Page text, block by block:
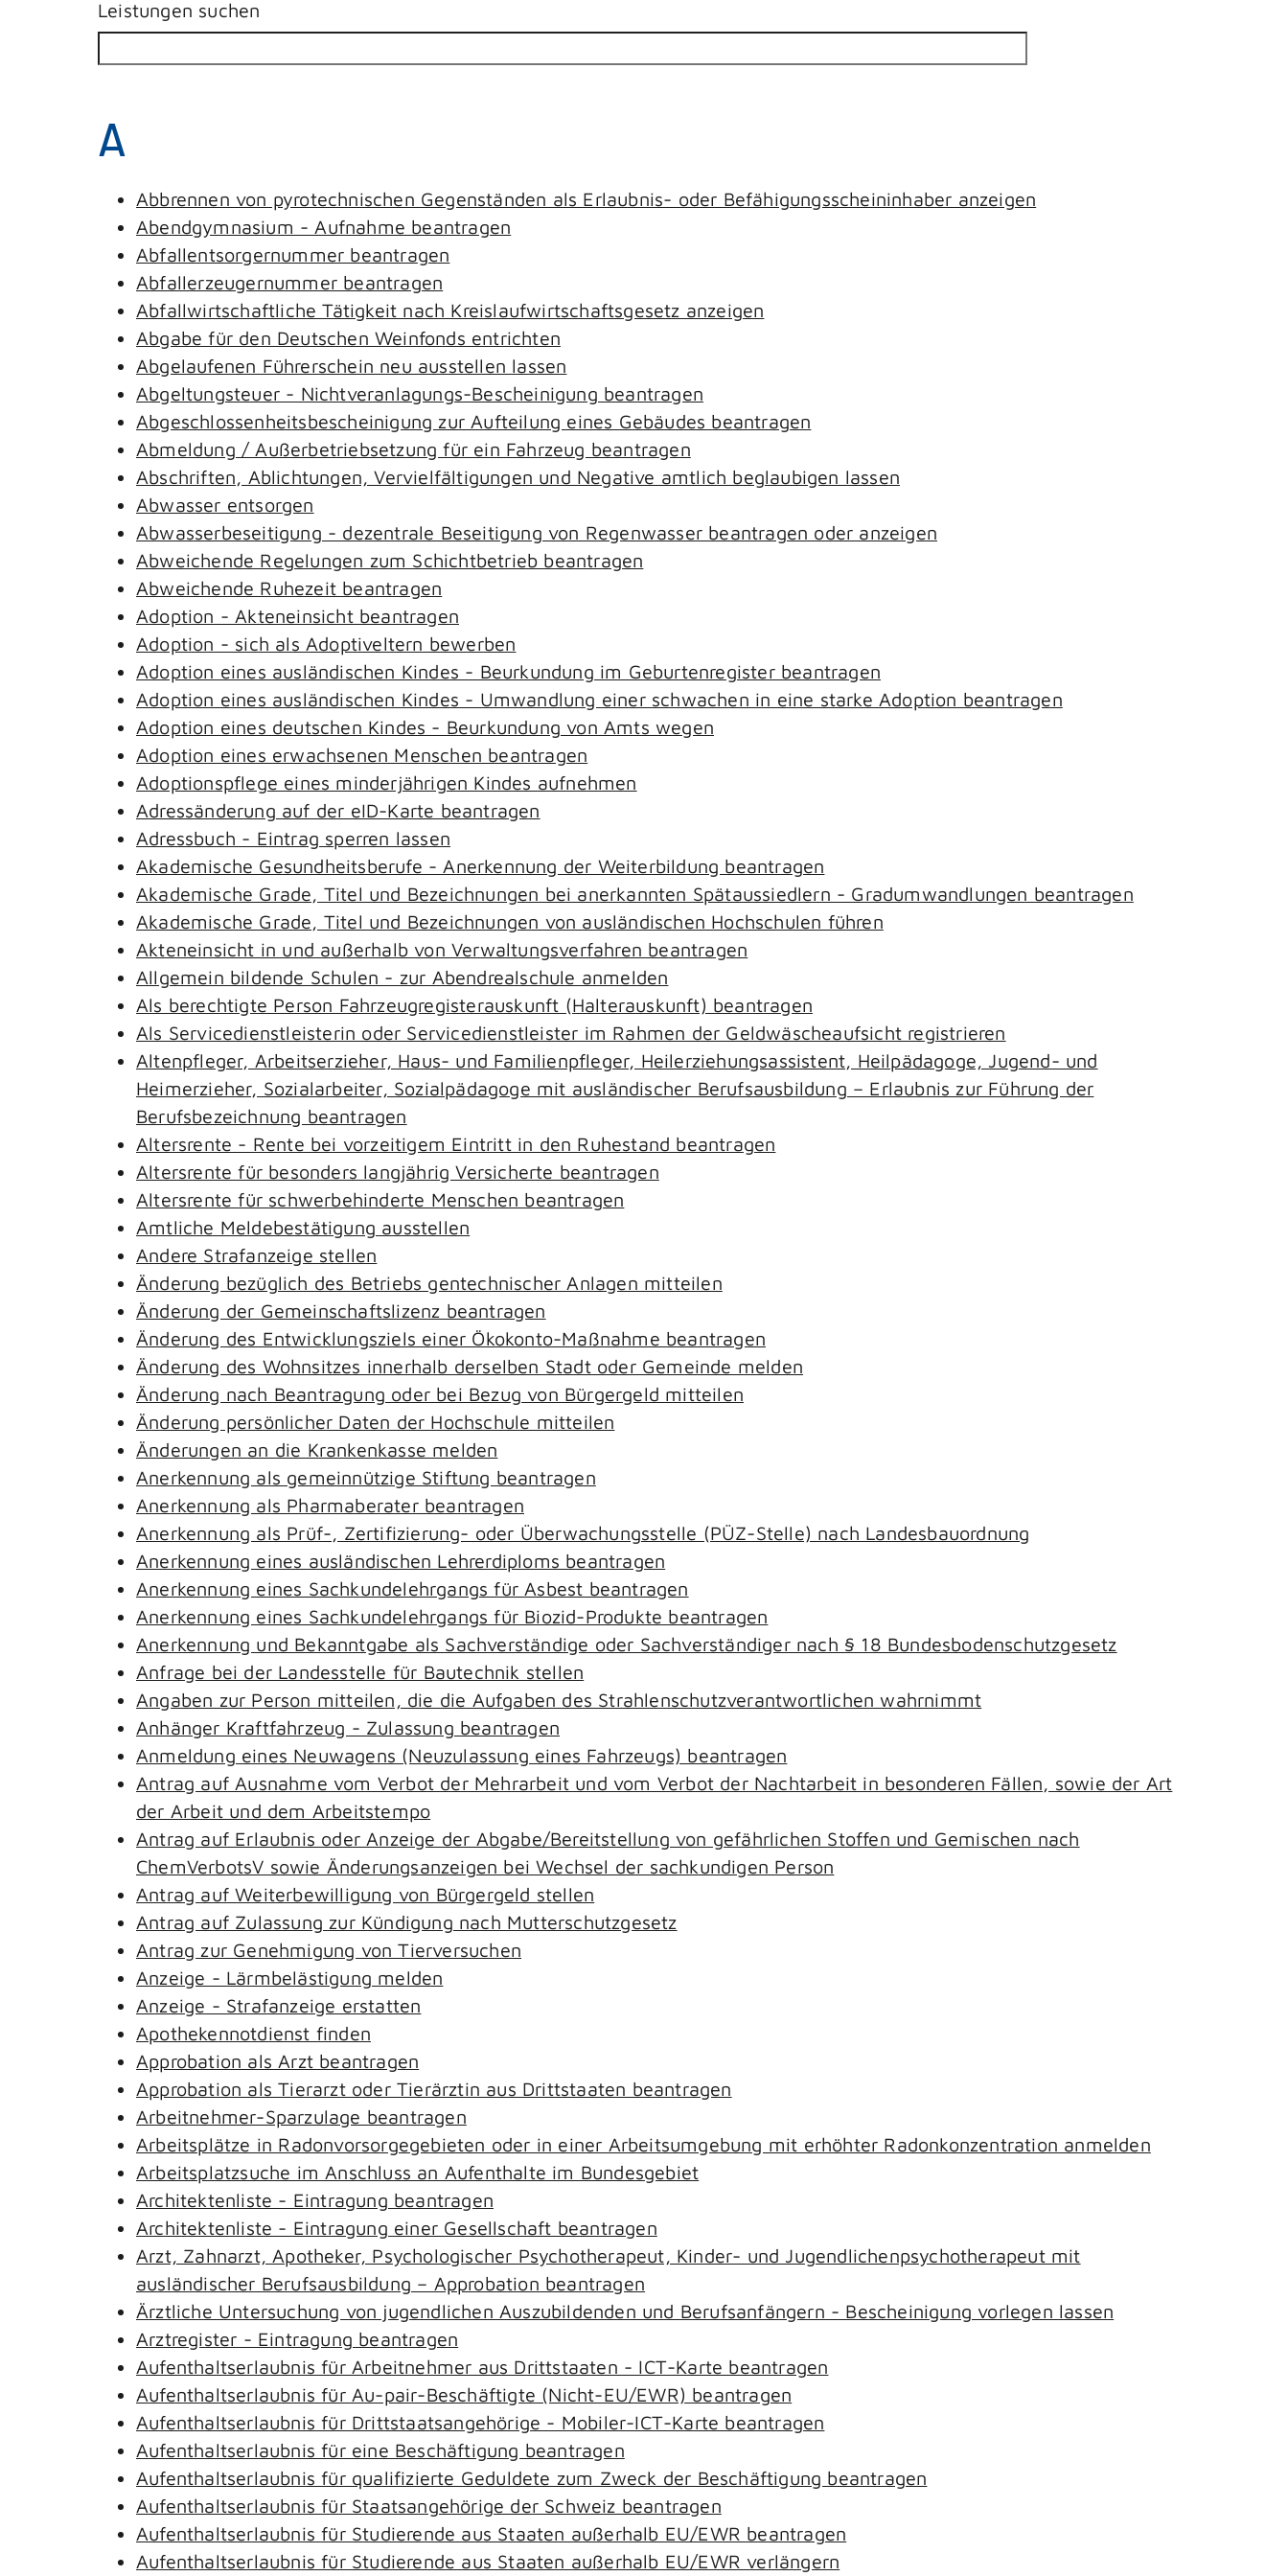
Leistungen suchen
A
Abbrennen von pyrotechnischen Gegenständen als Erlaubnis- oder Befähigungsscheininhaber anzeigen
Abendgymnasium - Aufnahme beantragen
Abfallentsorgernummer beantragen
Abfallerzeugernummer beantragen
Abfallwirtschaftliche Tätigkeit nach Kreislaufwirtschaftsgesetz anzeigen
Abgabe für den Deutschen Weinfonds entrichten
Abgelaufenen Führerschein neu ausstellen lassen
Abgeltungsteuer - Nichtveranlagungs-Bescheinigung beantragen
Abgeschlossenheitsbescheinigung zur Aufteilung eines Gebäudes beantragen
Abmeldung / Außerbetriebsetzung für ein Fahrzeug beantragen
Abschriften, Ablichtungen, Vervielfältigungen und Negative amtlich beglaubigen lassen
Abwasser entsorgen
Abwasserbeseitigung - dezentrale Beseitigung von Regenwasser beantragen oder anzeigen
Abweichende Regelungen zum Schichtbetrieb beantragen
Abweichende Ruhezeit beantragen
Adoption - Akteneinsicht beantragen
Adoption - sich als Adoptiveltern bewerben
Adoption eines ausländischen Kindes - Beurkundung im Geburtenregister beantragen
Adoption eines ausländischen Kindes - Umwandlung einer schwachen in eine starke Adoption beantragen
Adoption eines deutschen Kindes - Beurkundung von Amts wegen
Adoption eines erwachsenen Menschen beantragen
Adoptionspflege eines minderjährigen Kindes aufnehmen
Adressänderung auf der eID-Karte beantragen
Adressbuch - Eintrag sperren lassen
Akademische Gesundheitsberufe - Anerkennung der Weiterbildung beantragen
Akademische Grade, Titel und Bezeichnungen bei anerkannten Spätaussiedlern - Gradumwandlungen beantragen
Akademische Grade, Titel und Bezeichnungen von ausländischen Hochschulen führen
Akteneinsicht in und außerhalb von Verwaltungsverfahren beantragen
Allgemein bildende Schulen - zur Abendrealschule anmelden
Als berechtigte Person Fahrzeugregisterauskunft (Halterauskunft) beantragen
Als Servicedienstleisterin oder Servicedienstleister im Rahmen der Geldwäscheaufsicht registrieren
Altenpfleger, Arbeitserzieher, Haus- und Familienpfleger, Heilerziehungsassistent, Heilpädagoge, Jugend- und
Heimerzieher, Sozialarbeiter, Sozialpädagoge mit ausländischer Berufsausbildung – Erlaubnis zur Führung der
Berufsbezeichnung beantragen
Altersrente - Rente bei vorzeitigem Eintritt in den Ruhestand beantragen
Altersrente für besonders langjährig Versicherte beantragen
Altersrente für schwerbehinderte Menschen beantragen
Amtliche Meldebestätigung ausstellen
Andere Strafanzeige stellen
Änderung bezüglich des Betriebs gentechnischer Anlagen mitteilen
Änderung der Gemeinschaftslizenz beantragen
Änderung des Entwicklungsziels einer Ökokonto-Maßnahme beantragen
Änderung des Wohnsitzes innerhalb derselben Stadt oder Gemeinde melden
Änderung nach Beantragung oder bei Bezug von Bürgergeld mitteilen
Änderung persönlicher Daten der Hochschule mitteilen
Änderungen an die Krankenkasse melden
Anerkennung als gemeinnützige Stiftung beantragen
Anerkennung als Pharmaberater beantragen
Anerkennung als Prüf-, Zertifizierung- oder Überwachungsstelle (PÜZ-Stelle) nach Landesbauordnung
Anerkennung eines ausländischen Lehrerdiploms beantragen
Anerkennung eines Sachkundelehrgangs für Asbest beantragen
Anerkennung eines Sachkundelehrgangs für Biozid-Produkte beantragen
Anerkennung und Bekanntgabe als Sachverständige oder Sachverständiger nach § 18 Bundesbodenschutzgesetz
Anfrage bei der Landesstelle für Bautechnik stellen
Angaben zur Person mitteilen, die die Aufgaben des Strahlenschutzverantwortlichen wahrnimmt
Anhänger Kraftfahrzeug - Zulassung beantragen
Anmeldung eines Neuwagens (Neuzulassung eines Fahrzeugs) beantragen
Antrag auf Ausnahme vom Verbot der Mehrarbeit und vom Verbot der Nachtarbeit in besonderen Fällen, sowie der Art
der Arbeit und dem Arbeitstempo
Antrag auf Erlaubnis oder Anzeige der Abgabe/Bereitstellung von gefährlichen Stoffen und Gemischen nach
ChemVerbotsV sowie Änderungsanzeigen bei Wechsel der sachkundigen Person
Antrag auf Weiterbewilligung von Bürgergeld stellen
Antrag auf Zulassung zur Kündigung nach Mutterschutzgesetz
Antrag zur Genehmigung von Tierversuchen
Anzeige - Lärmbelästigung melden
Anzeige - Strafanzeige erstatten
Apothekennotdienst finden
Approbation als Arzt beantragen
Approbation als Tierarzt oder Tierärztin aus Drittstaaten beantragen
Arbeitnehmer-Sparzulage beantragen
Arbeitsplätze in Radonvorsorgegebieten oder in einer Arbeitsumgebung mit erhöhter Radonkonzentration anmelden
Arbeitsplatzsuche im Anschluss an Aufenthalte im Bundesgebiet
Architektenliste - Eintragung beantragen
Architektenliste - Eintragung einer Gesellschaft beantragen
Arzt, Zahnarzt, Apotheker, Psychologischer Psychotherapeut, Kinder- und Jugendlichenpsychotherapeut mit
ausländischer Berufsausbildung – Approbation beantragen
Ärztliche Untersuchung von jugendlichen Auszubildenden und Berufsanfängern - Bescheinigung vorlegen lassen
Arztregister - Eintragung beantragen
Aufenthaltserlaubnis für Arbeitnehmer aus Drittstaaten - ICT-Karte beantragen
Aufenthaltserlaubnis für Au-pair-Beschäftigte (Nicht-EU/EWR) beantragen
Aufenthaltserlaubnis für Drittstaatsangehörige - Mobiler-ICT-Karte beantragen
Aufenthaltserlaubnis für eine Beschäftigung beantragen
Aufenthaltserlaubnis für qualifizierte Geduldete zum Zweck der Beschäftigung beantragen
Aufenthaltserlaubnis für Staatsangehörige der Schweiz beantragen
Aufenthaltserlaubnis für Studierende aus Staaten außerhalb EU/EWR beantragen
Aufenthaltserlaubnis für Studierende aus Staaten außerhalb EU/EWR verlängern